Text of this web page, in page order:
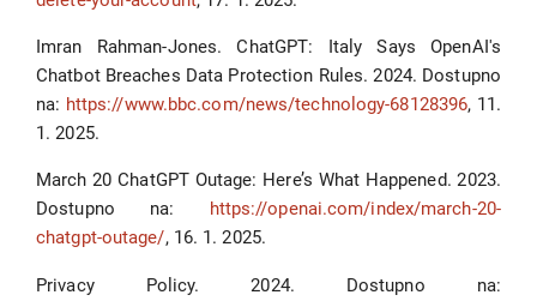
Imran Rahman-Jones. ChatGPT: Italy Says OpenAI's
Chatbot Breaches Data Protection Rules. 2024. Dostupno
na: https://www.bbc.com/news/technology-68128396, 11.
1. 2025.
March 20 ChatGPT Outage: Here’s What Happened. 2023.
Dostupno na:
https://openai.com/index/march-20-
chatgpt-outage/, 16. 1. 2025.
Privacy Policy. 2024. Dostupno na: